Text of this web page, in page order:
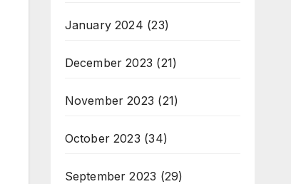
January 2024 (23)
December 2023 (21)
November 2023 (21)
October 2023 (34)
September 2023 (29)